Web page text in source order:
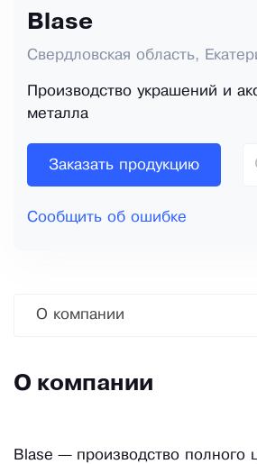
Blase
Свердловская область,
Производство украшений и
металла
Заказать продукцию
Сообщить об ошибке
О компании
О компании
Blase — производство полного